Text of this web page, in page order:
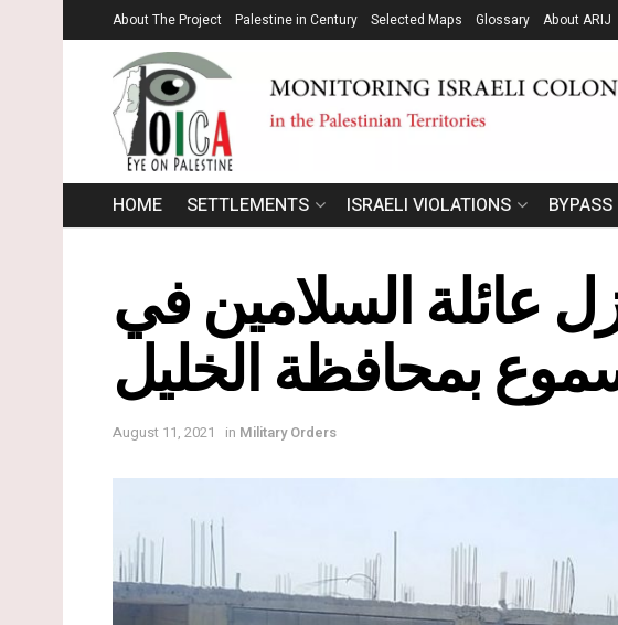
About The Project Palestine in Century Selected Maps Glossary About ARIJ
HOME SETTLEMENTS ISRAELI VIOLATIONS
عائلة السلامين في
بمحافظة الخليل
August 11, 2021 in Military Orders